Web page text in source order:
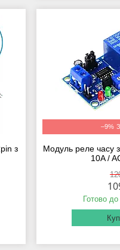
з
–9%
Модуль реле часу
10A /
Готово до